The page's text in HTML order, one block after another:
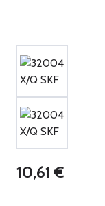
Regulärer Preis:
10,61 €